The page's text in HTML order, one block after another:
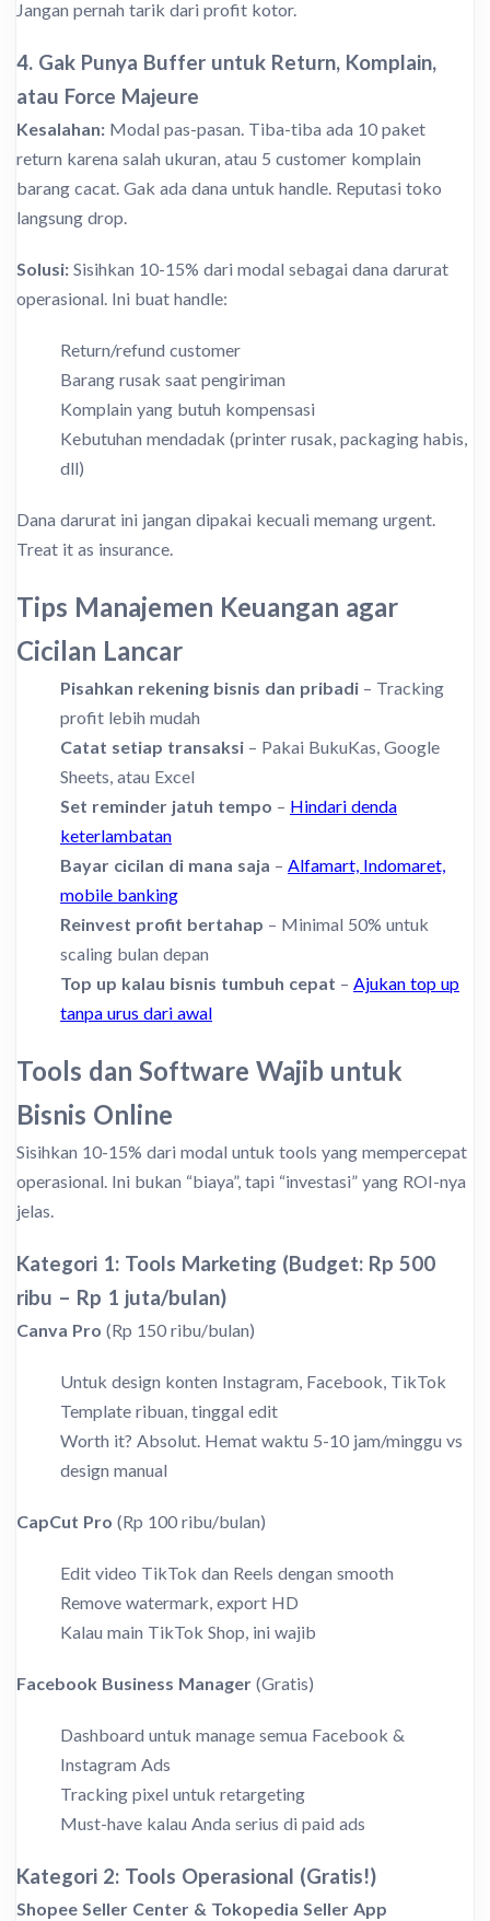
Jangan pernah tarik dari profit kotor.
4. Gak Punya Buffer untuk Return, Komplain,
atau Force Majeure
Kesalahan: Modal pas-pasan. Tiba-tiba ada 10 paket
return karena salah ukuran, atau 5 customer komplain
barang cacat. Gak ada dana untuk handle. Reputasi toko
langsung drop.
Solusi: Sisihkan 10-15% dari modal sebagai dana darurat
operasional. Ini buat handle:
Return/refund customer
Barang rusak saat pengiriman
Komplain yang butuh kompensasi
Kebutuhan mendadak (printer rusak, packaging habis,
dll)
Dana darurat ini jangan dipakai kecuali memang urgent.
Treat it as insurance.
Tips Manajemen Keuangan agar
Cicilan Lancar
Pisahkan rekening bisnis dan pribadi – Tracking
profit lebih mudah
Catat setiap transaksi – Pakai BukuKas, Google
Sheets, atau Excel
Set reminder jatuh tempo – Hindari denda
keterlambatan
Bayar cicilan di mana saja – Alfamart, Indomaret,
mobile banking
Reinvest profit bertahap – Minimal 50% untuk
scaling bulan depan
Top up kalau bisnis tumbuh cepat – Ajukan top up
tanpa urus dari awal
Tools dan Software Wajib untuk
Bisnis Online
Sisihkan 10-15% dari modal untuk tools yang mempercepat
operasional. Ini bukan “biaya”, tapi “investasi” yang ROI-nya
jelas.
Kategori 1: Tools Marketing (Budget: Rp 500
ribu – Rp 1 juta/bulan)
Canva Pro (Rp 150 ribu/bulan)
Untuk design konten Instagram, Facebook, TikTok
Template ribuan, tinggal edit
Worth it? Absolut. Hemat waktu 5-10 jam/minggu vs
design manual
CapCut Pro (Rp 100 ribu/bulan)
Edit video TikTok dan Reels dengan smooth
Remove watermark, export HD
Kalau main TikTok Shop, ini wajib
Facebook Business Manager (Gratis)
Dashboard untuk manage semua Facebook &
Instagram Ads
Tracking pixel untuk retargeting
Must-have kalau Anda serius di paid ads
Kategori 2: Tools Operasional (Gratis!)
Shopee Seller Center & Tokopedia Seller App